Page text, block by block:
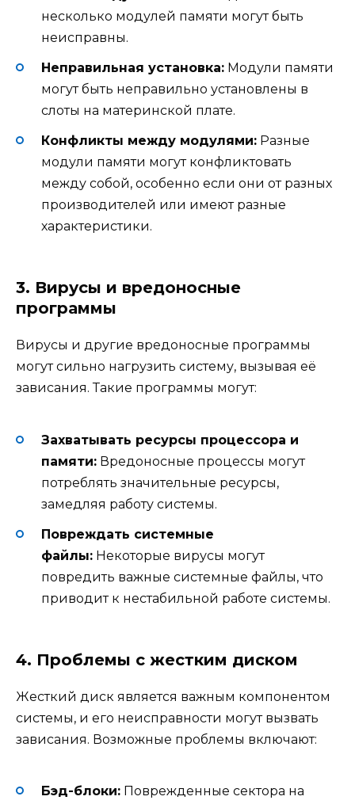
несколько модулей памяти могут быть
неисправны.
Неправильная установка: Модули памяти
могут быть неправильно установлены в
слоты на материнской плате.
Конфликты между модулями: Разные
модули памяти могут конфликтовать
между собой, особенно если они от разных
производителей или имеют разные
характеристики.
3. Вирусы и вредоносные
программы
Вирусы и другие вредоносные программы
могут сильно нагрузить систему, вызывая её
зависания. Такие программы могут:
Захватывать ресурсы процессора и
памяти: Вредоносные процессы могут
потреблять значительные ресурсы,
замедляя работу системы.
Повреждать системные
файлы: Некоторые вирусы могут
повредить важные системные файлы, что
приводит к нестабильной работе системы.
4. Проблемы с жестким диском
Жесткий диск является важным компонентом
системы, и его неисправности могут вызвать
зависания. Возможные проблемы включают:
Бэд-блоки: Поврежденные сектора на